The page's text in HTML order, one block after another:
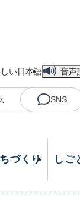
い日本語 音声
SNS
づくり しご